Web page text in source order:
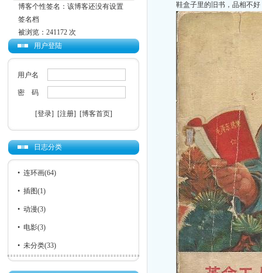
博客个性签名：该博客还没有设置
签名档
被浏览：241172 次
用户登陆
用户名
密 码
[登录] [注册] [博客首页]
日志分类
• 连环画(64)
• 插图(1)
• 动漫(3)
• 电影(3)
• 未分类(33)
鞋盒子里的旧书，品相不